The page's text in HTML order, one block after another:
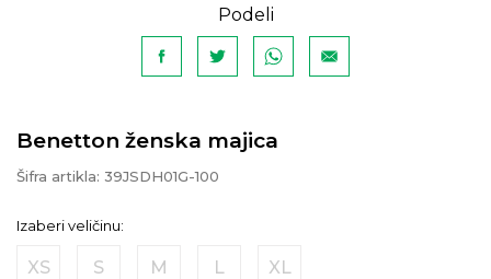
Podeli
Benetton ženska majica
Šifra artikla: 39JSDH01G-100
Izaberi veličinu:
XS S M L XL